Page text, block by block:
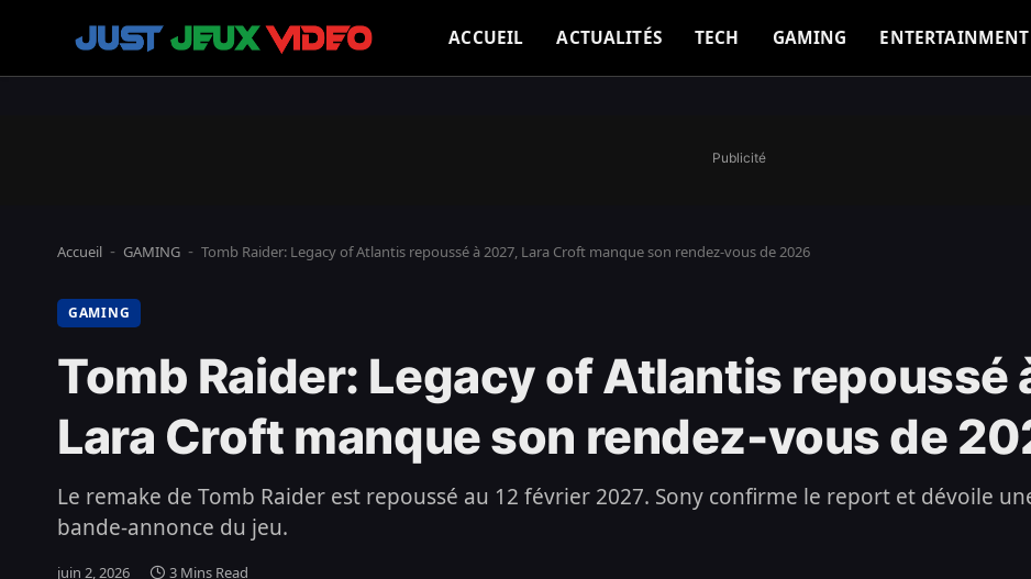
ACCUEIL ACTUALITÉS TECH GAMING ENTERTAINMENT
Publicité
Accueil - GAMING - Tomb Raider: Legacy of Atlantis repoussé à 2027, Lara Croft manque son rendez-vous de 2026
GAMING
Tomb Raider: Legacy of Atlantis repoussé
Lara Croft manque son rendez-vous de
Le remake de Tomb Raider est repoussé au 12 février 2027. Sony confirme le report et dévoile
bande-annonce du jeu.
juin 2, 2026 3 Mins Read